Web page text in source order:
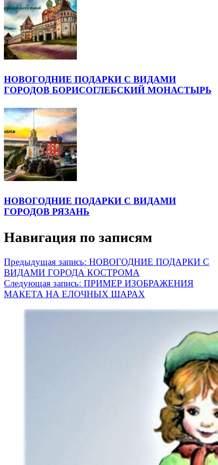
НОВОГОДНИЕ ПОДАРКИ С ВИДАМИ
ГОРОДОВ БОРИСОГЛЕБСКИЙ МОНАСТЫРЬ
НОВОГОДНИЕ ПОДАРКИ С ВИДАМИ
ГОРОДОВ РЯЗАНЬ
Навигация по записям
Предыдущая запись: НОВОГОДНИЕ ПОДАРКИ С
ВИДАМИ ГОРОДА КОСТРОМА
Следующая запись: ПРИМЕР ИЗОБРАЖЕНИЯ
МАКЕТА НА ЕЛОЧНЫХ ШАРАХ